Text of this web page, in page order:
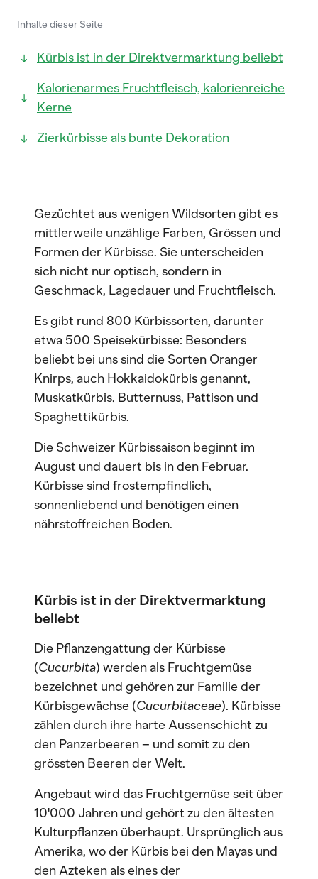
Inhalte dieser Seite
Kürbis ist in der Direktvermarktung beliebt
Kalorienarmes Fruchtfleisch, kalorienreiche
Kerne
Zierkürbisse als bunte Dekoration
Gezüchtet aus wenigen Wildsorten gibt es
mittlerweile unzählige Farben, Grössen und
Formen der Kürbisse. Sie unterscheiden
sich nicht nur optisch, sondern in
Geschmack, Lagedauer und Fruchtfleisch.
Es gibt rund 800 Kürbissorten, darunter
etwa 500 Speisekürbisse: Besonders
beliebt bei uns sind die Sorten Oranger
Knirps, auch Hokkaidokürbis genannt,
Muskatkürbis, Butternuss, Pattison und
Spaghettikürbis.
Die Schweizer Kürbissaison beginnt im
August und dauert bis in den Februar.
Kürbisse sind frostempfindlich,
sonnenliebend und benötigen einen
nährstoffreichen Boden.
Kürbis ist in der Direktvermarktung
beliebt
Die Pflanzengattung der Kürbisse
(Cucurbita) werden als Fruchtgemüse
bezeichnet und gehören zur Familie der
Kürbisgewächse (Cucurbitaceae). Kürbisse
zählen durch ihre harte Aussenschicht zu
den Panzerbeeren – und somit zu den
grössten Beeren der Welt.
Angebaut wird das Fruchtgemüse seit über
10'000 Jahren und gehört zu den ältesten
Kulturpflanzen überhaupt. Ursprünglich aus
Amerika, wo der Kürbis bei den Mayas und
den Azteken als eines der